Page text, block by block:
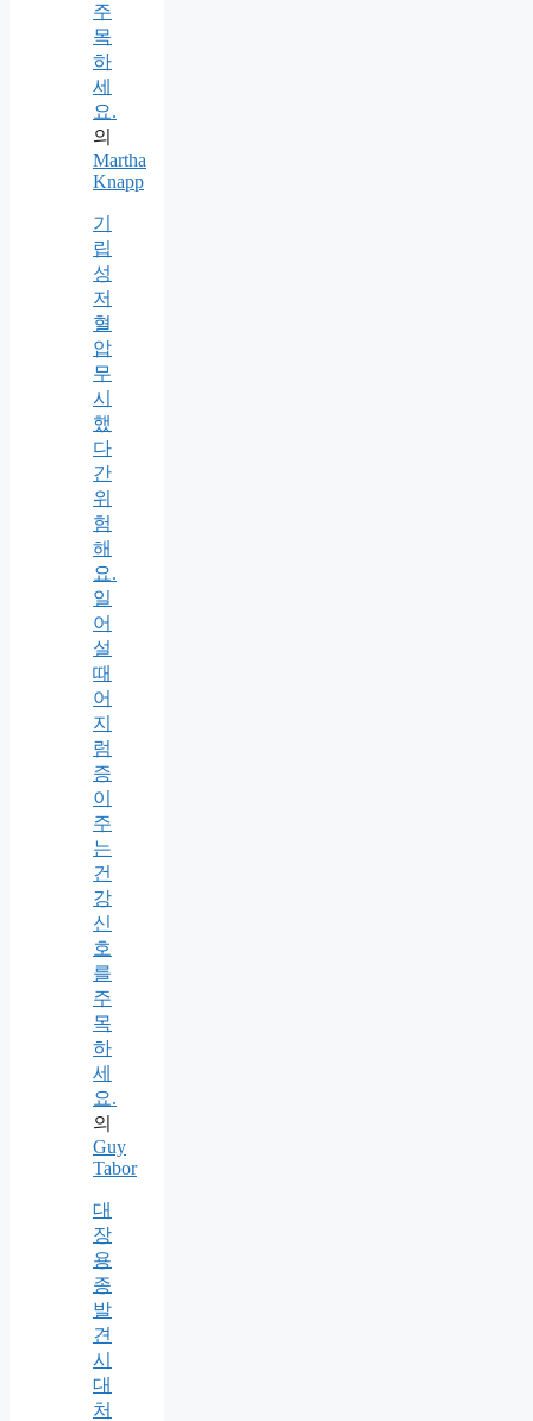
주
목
하
세
요.
의
Martha
Knapp
기
립
성
저
혈
압
무
시
했
다
간
위
험
해
요.
일
어
설
때
어
지
럼
증
이
주
는
건
강
신
호
를
주
목
하
세
요.
의
Guy
Tabor
대
장
용
종
발
견
시
대
처